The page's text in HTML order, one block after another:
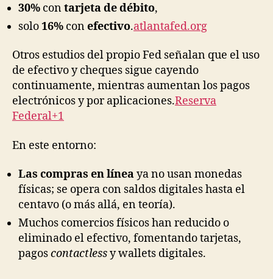
30% contarjeta de débito,
solo16% conefectivo.atlantafed.org
Otros estudios del propio Fed señalan que el uso
de efectivo y cheques sigue cayendo
continuamente, mientras aumentan los pagos
electrónicos y por aplicaciones.Reserva
Federal+1
En este entorno:
Las compras en líneaya no usan monedas
físicas; se opera con saldos digitales hasta el
centavo (o más allá, en teoría).
Muchos comercios físicos han reducido o
eliminado el efectivo, fomentando tarjetas,
pagoscontactlessy wallets digitales.